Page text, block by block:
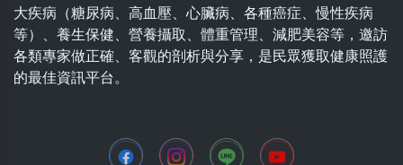
大疾病（糖尿病、高血壓、心臟病、各種癌症、慢性疾病
等）、養生保健、營養攝取、體重管理、減肥美容等，邀訪
各類專家做正確、客觀的剖析與分享，是民眾獲取健康照護
的最佳資訊平台。